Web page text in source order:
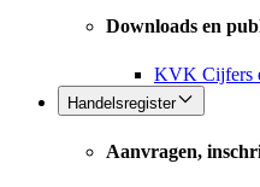
Downloads en
KVK Cijfers
Handelsregister
Aanvragen,